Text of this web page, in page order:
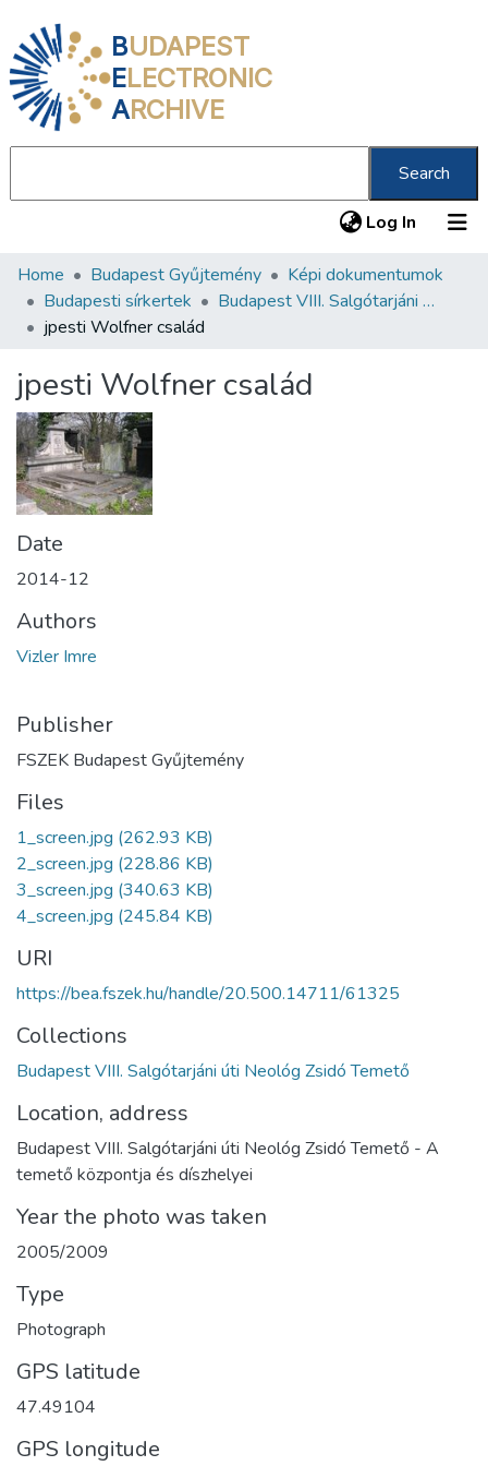
BUDAPEST
ELECTRONIC
ARCHIVE
Search
Log In (current)
Communities & Collections
All of DSpace
About us
Home Budapest Gyűjtemény
Képi dokumentumok
Budapesti sírkertek
Budapest VIII. Salgótarjáni úti Neológ Zsidó Temető
jpesti Wolfner család
jpesti Wolfner család
Date
2014-12
Authors
Vizler Imre
Publisher
FSZEK Budapest Gyűjtemény
Files
1_screen.jpg (262.93 KB)
2_screen.jpg (228.86 KB)
3_screen.jpg (340.63 KB)
4_screen.jpg (245.84 KB)
URI
https://bea.fszek.hu/handle/20.500.14711/61325
Collections
Budapest VIII. Salgótarjáni úti Neológ Zsidó Temető
Location, address
Budapest VIII. Salgótarjáni úti Neológ Zsidó Temető - A
temető központja és díszhelyei
Year the photo was taken
2005/2009
Type
Photograph
GPS latitude
47.49104
GPS longitude